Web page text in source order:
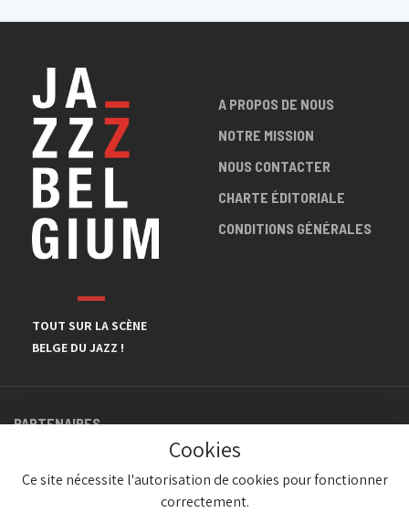
TOUT SUR LA SCÈNE
BELGE DU JAZZ !
A PROPOS DE NOUS
NOTRE MISSION
NOUS CONTACTER
CHARTE ÉDITORIALE
CONDITIONS GÉNÉRALES
PARTENAIRES
Cookies
Ce site nécessite l'autorisation de cookies pour fonctionner
correctement.